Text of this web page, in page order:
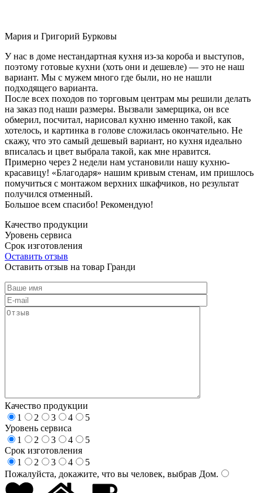
Мария и Григорий Бурковы
У нас в доме нестандартная кухня из-за короба и выступов,
поэтому готовые кухни (хоть они и дешевле) — это не наш
вариант. Мы с мужем много где были, но не нашли
подходящего варианта.
После всех походов по торговым центрам мы решили делать
на заказ под наши размеры. Вызвали замерщика, он все
обмерил, посчитал, нарисовал кухню именно такой, как
хотелось, и картинка в голове сложилась окончательно. Не
скажу, что это самый дешевый вариант, но кухня идеально
вписалась и цвет выбрала такой, как мне нравится.
Примерно через 2 недели нам установили нашу кухню-
красавицу! «Благодаря» нашим кривым стенам, им пришлось
помучиться с монтажом верхних шкафчиков, но результат
получился отменный.
Большое всем спасибо! Рекомендую!
Качество продукции
Уровень сервиса
Срок изготовления
Оставить отзыв
Оставить отзыв на товар Гранди
Качество продукции
1
2 3 4
5
Уровень сервиса
1
2 3 4
5
Срок изготовления
1
2 3 4
5
Пожалуйста, докажите, что вы человек, выбрав Дом.